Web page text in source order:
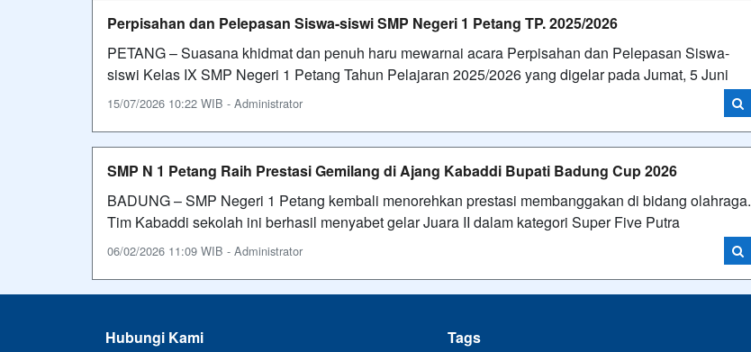
Perpisahan dan Pelepasan Siswa-siswi SMP Negeri 1 Petang TP. 2025/2026
PETANG – Suasana khidmat dan penuh haru mewarnai acara Perpisahan dan Pelepasan Siswa-
siswi Kelas IX SMP Negeri 1 Petang Tahun Pelajaran 2025/2026 yang digelar pada Jumat, 5 Juni
15/07/2026 10:22 WIB - Administrator
SMP N 1 Petang Raih Prestasi Gemilang di Ajang Kabaddi Bupati Badung Cup 2026
BADUNG – SMP Negeri 1 Petang kembali menorehkan prestasi membanggakan di bidang olahraga.
Tim Kabaddi sekolah ini berhasil menyabet gelar Juara II dalam kategori Super Five Putra
06/02/2026 11:09 WIB - Administrator
Hubungi Kami Tags